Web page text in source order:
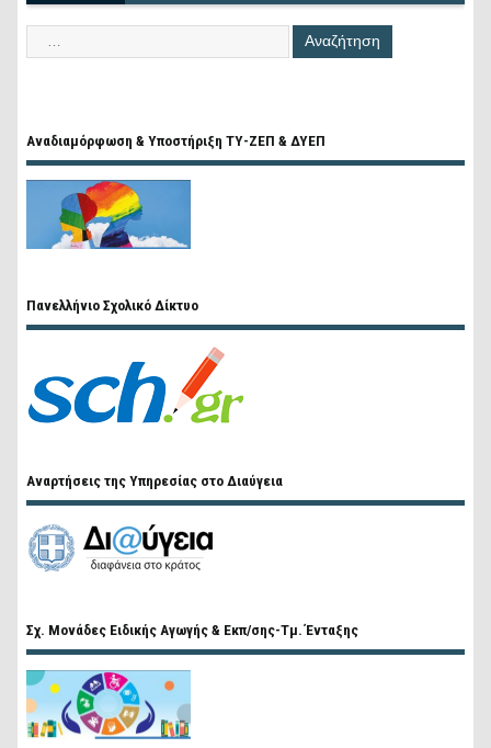
Αναδιαμόρφωση & Υποστήριξη ΤΥ-ΖΕΠ & ΔΥΕΠ
Πανελλήνιο Σχολικό Δίκτυο
Αναρτήσεις της Υπηρεσίας στο Διαύγεια
Σχ. Μονάδες Ειδικής Αγωγής & Εκπ/σης-Τμ. Ένταξης